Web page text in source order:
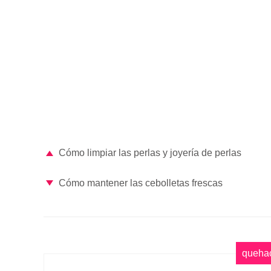
Cómo limpiar las perlas y joyería de perlas
Cómo mantener las cebolletas frescas